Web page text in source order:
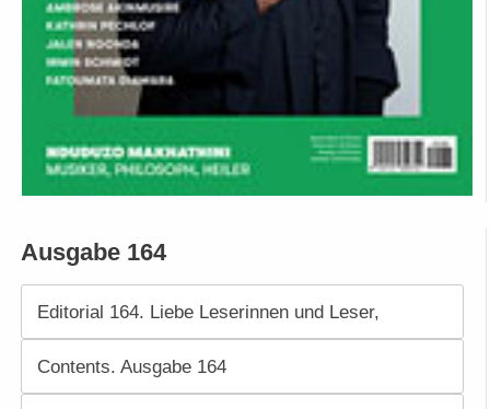
Ausgabe 164
Editorial 164. Liebe Leserinnen und Leser,
Contents. Ausgabe 164